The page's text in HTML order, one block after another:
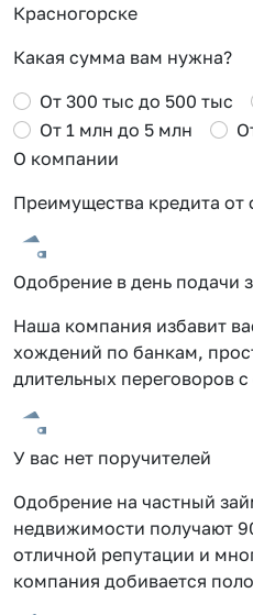
Красногорске
Какая сумма вам нужна?
От 300 тыс до 500 тыс
От 1 млн до 5 млн
О компании
Преимущества кредита
Одобрение в день подачи
Наша компания избавит
хождений по банкам,
длительных переговоров
У вас нет поручителей
Одобрение на частный
недвижимости получают
отличной репутации и
компания добивается